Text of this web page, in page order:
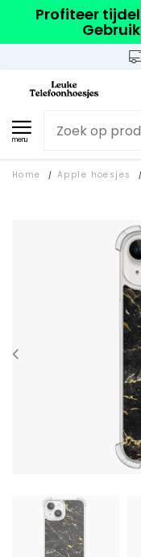
Profiteer
menu
Home / Apple hoesjes /